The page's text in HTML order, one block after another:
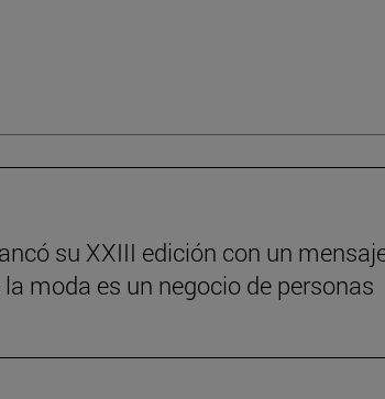
su XXIII edición con un
moda es un negocio de personas